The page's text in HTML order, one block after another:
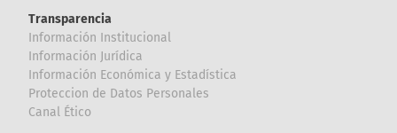
Transparencia
Información Institucional
Información Jurídica
Información Económica y Estadística
Proteccion de Datos Personales
Canal Ético